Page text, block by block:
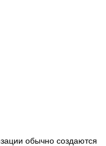
обычно создаются